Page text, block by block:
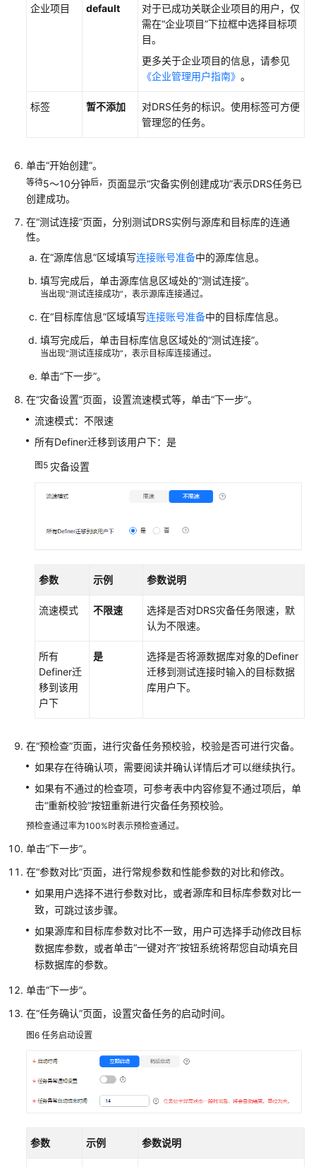
企业项目 default
对于已成功关联企业项目的用户，仅
需在“企业项目”下拉框中选择目标项
目。
更多关于企业项目的信息，请参见
《企业管理用户指南》 。
标签 暂不添加
对DRS任务的标识。使用标签可方便
管理您的任务。
单击“开始创建”。
等待5～10分钟后， 页面显示“灾备实例创建成功”表示DRS任务已
创建成功。
在“测试连接”页面，分别测试DRS实例与源库和目标库的连通
性。
在“源库信息”区域填写连接账号准备中的源库信息。
填写完成后，单击源库信息区域处的“测试连接”。
当出现“测试连接成功”，表示源库连接通过。
在“目标库信息”区域填写连接账号准备中的目标库信息。
填写完成后，单击目标库信息区域处的“测试连接”。
当出现“测试连接成功”，表示目标库连接通过。
单击“下一步”。
在“灾备设置”页面，设置流速模式等，单击“下一步”。
流速模式：不限速
所有Definer迁移到该用户下：是
图5 灾备设置
参数 示例 参数说明
流速模式 不限速 选择是否对DRS灾备任务限速， 默
认为不限速。
所有
Definer迁
移到该用
户下
是
选择是否将源数据库对象的Definer
迁移到测试连接时输入的目标数据
库用户下。
在“预检查”页面，进行灾备任务预校验，校验是否可进行灾备。
如果存在待确认项，需要阅读并确认详情后才可以继续执行。
如果有不通过的检查项，可参考表中内容修复不通过项后，单
击“重新校验”按钮重新进行灾备任务预校验。
预检查通过率为100%时表示预检查通过。
单击“下一步”。
在“参数对比”页面，进行常规参数和性能参数的对比和修改。
如果用户选择不进行参数对比，或者源库和目标库参数对比一
致， 可跳过该步骤。
如果源库和目标库参数对比不一致，用户可选择手动修改目标
数据库参数，或者单击“一键对齐”按钮系统将帮您自动填充目
标数据库的参数。
单击“下一步”。
在“任务确认”页面，设置灾备任务的启动时间。
图6 任务启动设置
参数 示例 参数说明